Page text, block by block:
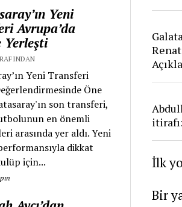
Yeni
Avrupa’da
Yerleşti
Yeni Transferi
Öne
son transferi,
en önemli
arasında yer aldı. Yeni
dikkat
için...
İlk
Bir